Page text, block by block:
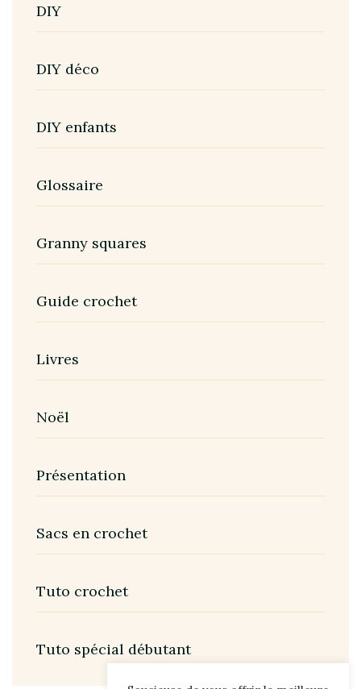
DIY
DIY déco
DIY enfants
Glossaire
Granny squares
Guide crochet
Livres
Noël
Présentation
Sacs en crochet
Tuto crochet
Tuto spécial débutant